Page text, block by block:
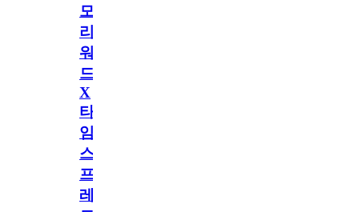
모
리
워
드
X
타
임
스
프
레